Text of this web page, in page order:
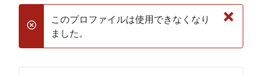
×
danger
このプロファイルは使用できなくなり
ました。